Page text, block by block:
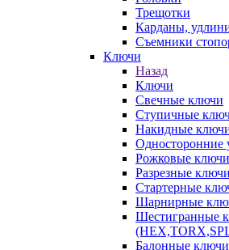
Трещотки
Карданы,
Съемники
Ключи
Назад
Ключи
Свечные ключи
Ступичные
Накидные
Односторонние
Рожковые ключи
Разрезные ключи
Стартерные
Шарнирные
Шестигранные
Балонные ключи